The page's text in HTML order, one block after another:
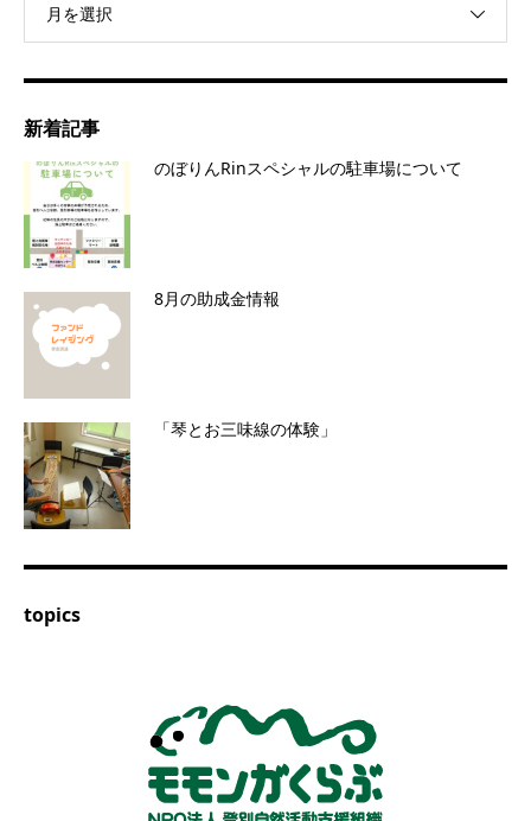
月を選択
新着記事
のぼりんRinスペシャルの駐車場について
8月の助成金情報
「琴とお三味線の体験」
topics